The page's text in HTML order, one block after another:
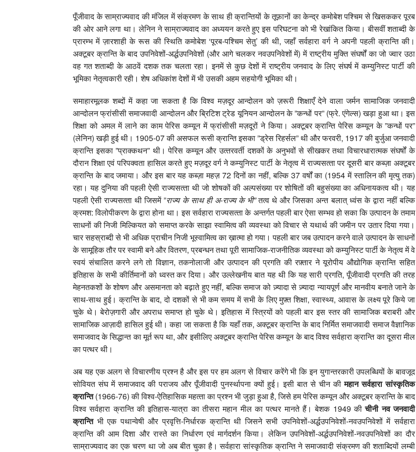
पूँजीवाद के साम्राज्‍यवाद की मंजिल में संक्रमण के साथ ही क्रान्तियों के तूफ़ानों का केन्‍द्र कमोबेश पश्चिम से खिसककर पूरब
की ओर आने लगा था। लेनिन ने साम्राज्‍यवाद का अध्‍ययन करते हुए इस परिघटना को भी रेखांकित किया। बीसवीं शताब्‍दी के
प्रारम्‍भ में ज़ारशाही के रूस की स्थिति कमोबेश ‘पूरब-पश्चिम सेतु’ की थी, जहाँ सर्वहारा वर्ग ने अपनी पहली क्रान्ति की।
अक्‍टूबर क्रान्ति के बाद उपनिवेशों-अर्द्धउपनिवेशों (और आगे चलकर नवउपनिवेशों में) में राष्‍ट्रीय मुक्ति संघर्षों का जो ज्‍वार उठा
वह गत शताब्‍दी के आठवें दशक तक चलता रहा। इनमें से कुछ देशों में राष्‍ट्रीय जनवाद के लिए संघर्ष में कम्‍युनिस्‍ट पार्टी की
भूमिका नेतृत्‍वकारी रही। शेष अधिकांश देशों में भी उसकी अहम सहयोगी भूमिका थी।
समाहारमूलक शब्‍दों में कहा जा सकता है कि विश्‍व मज़दूर आन्‍दोलन को ज़रूरी शिक्षाएँ देने वाला जर्मन सामाजिक जनवादी
आन्‍दोलन फ्रां‍सीसी समाजवादी आन्‍दोलन और ब्रिटिश ट्रेड यूनियन आन्‍दोलन के ”कन्‍धों पर” (फ्रे. एंगेल्‍स) खड़ा हुआ था। इस
शिक्षा को अमल में लाने का काम पेरिस कम्‍यून में फ्रांसीसी मज़दूरों ने किया। अक्‍टूबर क्रान्ति पेरिस कम्‍यून के ”कन्‍धों पर”
(लेनिन) खड़ी हुई थी। 1905-07 की असफल रूसी क्रान्ति इसका ”ड्रेस रिहर्सल” थी और फरवरी, 1917 की बुर्जुआ जनवादी
क्रान्ति इसका ”प्राक्‍कथन” थी। पेरिस कम्‍यून और उत्‍तरवर्ती दशकों के अनुभवों से सीखकर तथा विचारधारात्‍मक संघर्षों के
दौरान शिक्षा एवं परिपक्‍वता हासिल करते हुए मज़दूर वर्ग ने कम्‍युनिस्‍ट पार्टी के नेतृत्‍व में राज्‍यसत्‍ता पर दूसरी बार कब्‍ज़ा अक्‍टूबर
क्रान्ति के बाद जमाया। और इस बार यह कब्‍ज़ा महज़ 72 दिनों का नहीं, बल्कि 37 वर्षों का (1954 में स्‍तालिन की मृत्‍यु तक)
रहा। यह दुनिया की पहली ऐसी राज्‍यसत्‍ता थी जो शोषकों की अल्‍पसंख्‍या पर शोषितों की बहुसंख्‍या का अधिनायकत्‍व थी। यह
पहली ऐसी राज्‍यसत्‍ता थी जिसमें ”राज्‍य के साथ ही अ-राज्‍य के भी”तत्‍व थे और जिसका अन्‍त बलात् ध्‍वंस के द्वारा नहीं बल्कि
क्रमश: विलोपीकरण के द्वारा होना था। इस सर्वहारा राज्‍यसत्‍ता के अन्‍तर्गत पहली बार ऐसा सम्‍भव हो सका कि उत्‍पादन के तमाम
साधनों की निजी मिल्कियत को समाप्‍त करके साझा स्‍वामित्‍व की व्‍यवस्‍था को विचार से यथार्थ की जमीन पर उतार दिया गया।
चार सहस्राब्‍दी से भी अधिक प्राचीन निजी भूस्‍वामित्‍व का ख़ात्‍मा हो गया। पहली बार जब उत्‍पादन करने वाले उत्‍पादन के साधनों
के सामूहिक तौर पर स्‍वामी बने और वितरण, प्रबन्‍धन तथा पूरी सामाजिक-राजनीतिक व्‍यवस्‍था को कम्‍युनिस्‍ट पार्टी के नेतृत्‍व में वे
स्‍वयं संचालित करने लगे तो विज्ञान, तकनोलाजी और उत्‍पादन की प्रगति की रफ़्तार ने यूरोपीय औद्योगिक क्रान्ति सहित
इतिहास के सभी कीर्तिमानों को ध्‍वस्‍त कर दिया। और उल्‍लेखनीय बात यह थी कि यह सारी प्रगति, पूँजीवादी प्रगति की तरह
मेहनतकशों के शोषण और असमानता को बढ़ाते हुए नहीं, बल्कि समाज को ज़्यादा से ज़्यादा न्‍यायपूर्ण और मानवीय बनाते जाने के
साथ-साथ हुई। क्रान्ति के बाद, दो दशकों से भी कम समय में सभी के लिए मुफ़्त शिक्षा, स्‍वास्‍थ्‍य, आवास के लक्ष्‍य पूरे किये जा
चुके थे। बेरोज़गारी और अपराध समाप्‍त हो चुके थे। इतिहास में स्त्रियों को पहली बार इस स्‍तर की सामाजिक बराबरी और
सामाजिक आज़ादी हासिल हुई थी। कहा जा सकता है कि यहाँ तक, अक्‍टूबर क्रान्ति के बाद निर्मित समाजवादी समाज वैज्ञानिक
समाजवाद के सिद्धान्‍त का मूर्त रूप था, और इसीलिए अक्‍टूबर क्रान्ति पेरिस कम्‍यून के बाद विश्‍व सर्वहारा क्रान्ति का दूसरा मील
का पत्‍थर थी।
अब यह एक अलग से विचारणीय प्रश्‍न है और इस पर हम अलग से विचार करेंगे भी कि इन युगान्‍तरकारी उपलब्धियों के बावजूद
सोवियत संघ में समाजवाद की पराजय और पूँजीवादी पुनर्स्‍थापना क्‍यों हुई। इसी बात से चीन कीमहान सर्वहारा सांस्‍कृतिक
क्रान्ति(1966-76) की विश्‍व-ऐतिहासिक महत्‍ता का प्रश्‍न भी जुड़ा हुआ है, जिसे हम पेरिस कम्‍यून और अक्‍टूबर क्रान्ति के बाद
विश्‍व सर्वहारा क्रान्ति की इतिहास-यात्रा का तीसरा महान मील का पत्‍थर मानते हैं। बेशक 1949 कीचीनी नव जनवादी
क्रान्तिभी एक पथान्‍वेषी और प्रवृत्ति-निर्धारक क्रान्ति थी जिसने सभी उपनिवेशों-अर्द्धउपनिवेशों-नवउपनिवेशों में सर्वहारा
क्रान्ति की आम दिशा और रास्‍ते का निर्धारण एवं मार्गदर्शन किया। लेकिन उपनिवेशों-अर्द्धउ‍पनिवेशों-नवउपनिवेशों का दौर
साम्राज्‍यवाद का एक चरण था जो अब बीत चुका है। सर्वहारा सांस्‍कृतिक क्रान्ति ने समाजवादी संक्रमण की शताब्दियों लम्‍बी